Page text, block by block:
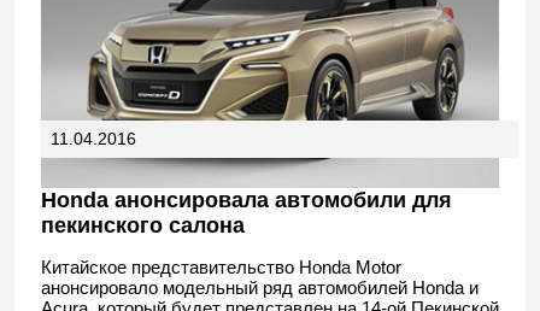
11.04.2016
Honda анонсировала автомобили для
пекинского салона
Китайское представительство Honda Motor
анонсировало модельный ряд автомобилей Honda и